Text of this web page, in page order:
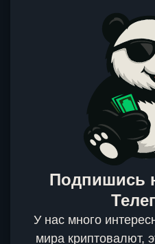
Подпишись
У нас много
мира криптовалют,